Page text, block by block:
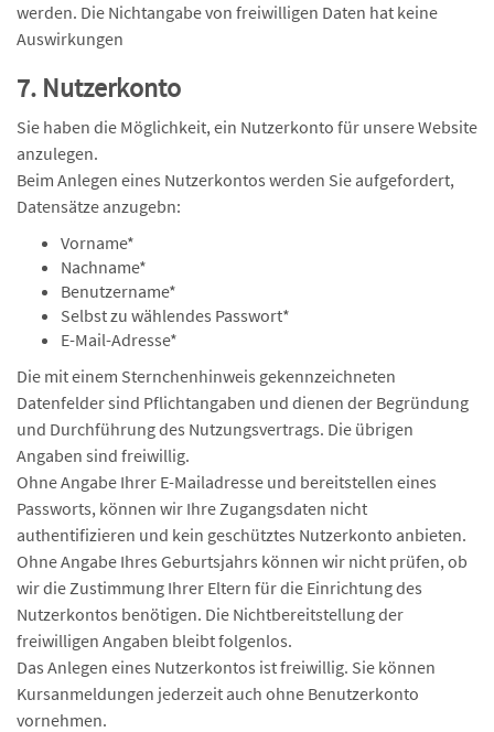
werden. Die Nichtangabe von freiwilligen Daten hat keine
Auswirkungen
7. Nutzerkonto
Sie haben die Möglichkeit, ein Nutzerkonto für unsere Website
anzulegen.
Beim Anlegen eines Nutzerkontos werden Sie aufgefordert,
Datensätze anzugebn:
Vorname*
Nachname*
Benutzername*
Selbst zu wählendes Passwort*
E-Mail-Adresse*
Die mit einem Sternchenhinweis gekennzeichneten
Datenfelder sind Pflichtangaben und dienen der Begründung
und Durchführung des Nutzungsvertrags. Die übrigen
Angaben sind freiwillig.
Ohne Angabe Ihrer E-Mailadresse und bereitstellen eines
Passworts, können wir Ihre Zugangsdaten nicht
authentifizieren und kein geschütztes Nutzerkonto anbieten.
Ohne Angabe Ihres Geburtsjahrs können wir nicht prüfen, ob
wir die Zustimmung Ihrer Eltern für die Einrichtung des
Nutzerkontos benötigen. Die Nichtbereitstellung der
freiwilligen Angaben bleibt folgenlos.
Das Anlegen eines Nutzerkontos ist freiwillig. Sie können
Kursanmeldungen jederzeit auch ohne Benutzerkonto
vornehmen.